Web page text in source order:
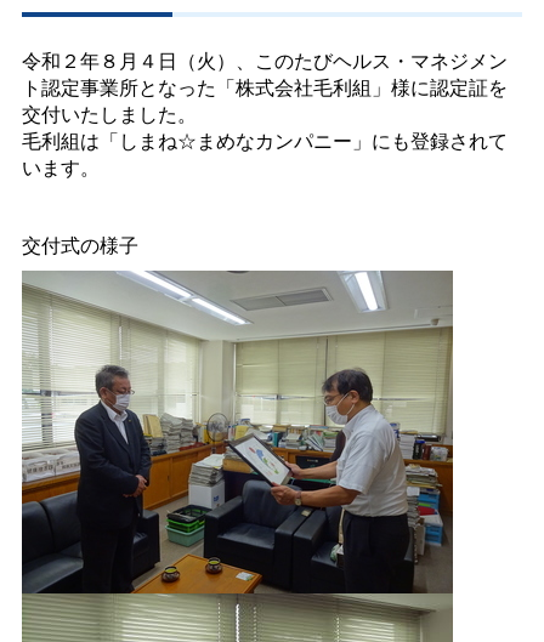
令和２年８月４日（火）、このたびヘルス・マネジメン
ト認定事業所となった「株式会社毛利組」様に認定証を
交付いたしました。
毛利組は「しまね☆まめなカンパニー」にも登録されて
います。
交付式の様子